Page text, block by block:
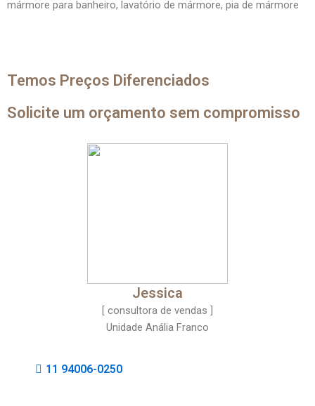
mármore para banheiro, lavatório de mármore, pia de mármore
Temos Preços Diferenciados
Solicite um orçamento sem compromisso
Jessica
[ consultora de vendas ]
Unidade Anália Franco
11 94006-0250